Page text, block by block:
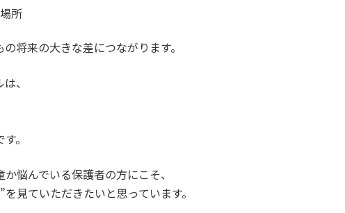
所
将来の大きな差につながります。
、
。
悩んでいる保護者の方にこそ、
見ていただきたいと思っています。